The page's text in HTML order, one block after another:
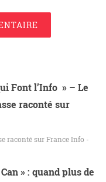
Font l’Info » – Le
raconté sur
raconté sur France Info -
» : quand plus de